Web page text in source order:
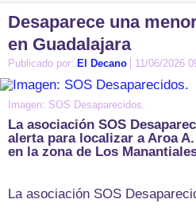
Desaparece una
en Guadalajara
Publicado por: El Decano 11/06/2026
Imagen: SOS Desaparecidos.
La asociación SOS
alerta para localizar a Aroa
en la zona de Los
La asociación SOS